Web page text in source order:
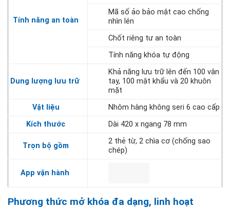
Tính năng an toàn
Mã số ảo bảo mật cao chống
nhìn lén
Chốt riêng tư an toàn
Tính năng khóa tự động
Dung lượng lưu trữ
Khả năng lưu trữ lên đến 100 vân
tay, 100 mật khẩu và 20 khuôn
mặt
Vật liệu
Nhôm hàng không seri 6 cao cấp
Kích thước
Dài 420 x ngang 78 mm
Trọn bộ gồm
2 thẻ từ, 2 chìa cơ (chống sao
chép)
App vận hành
Phương thức mở khóa đa dạng, linh hoạt